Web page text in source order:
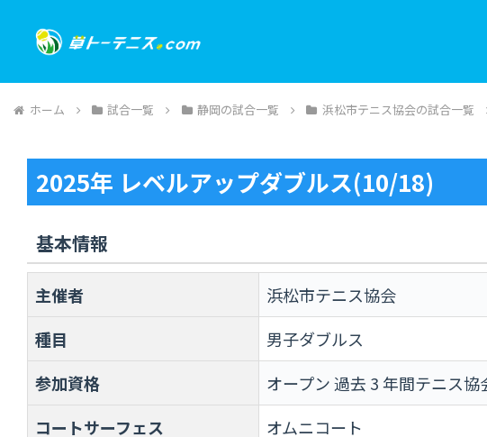
ホーム 試合一覧 静岡の試合一覧 浜松市テニス協会の試合一覧
2025年 レベルアップダブルス(10/18)
基本情報
主催者
浜松市テニス協会
種目
男子ダブルス
参加資格
オープン 過去 3 年間テニス
コートサーフェス
オムニコート